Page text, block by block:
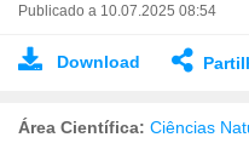
Publicado a 10.07.2025 08:54
Download
Área Científica: Ciências